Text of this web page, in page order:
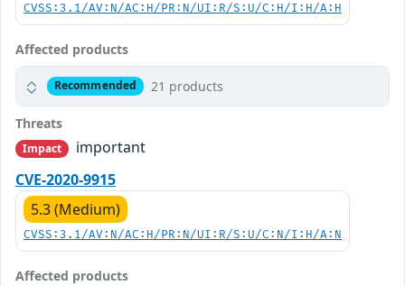
CVSS:3.1/AV:N/AC:H/PR:N/UI:R/S:U/C:H/I:H/A:H
Affected products
Recommended 21 products
Threats
Impact
important
CVE-2020-9915
5.3 (Medium)
CVSS:3.1/AV:N/AC:H/PR:N/UI:R/S:U/C:N/I:H/A:N
Affected products